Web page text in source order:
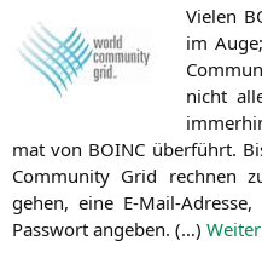
Vie­len
im
nicht
mat von BOINC über­führt.
Com­mu­ni­ty Grid rech­nen
gehen, eine E‑Mail-
Pass­wort ange­ben. (…)